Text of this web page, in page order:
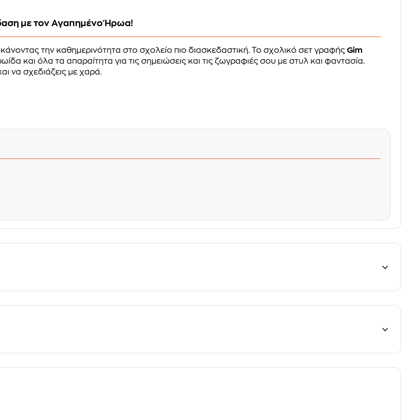
με τον Αγαπημένο Ήρωα!
την καθημερινότητα στο σχολείο πιο διασκεδαστική. Το σχολικό σετ γραφής Gim
και όλα τα απαραίτητα για τις σημειώσεις και τις ζωγραφιές σου με στυλ και φαντασία.
να σχεδιάζεις με χαρά.